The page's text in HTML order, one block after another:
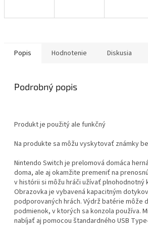
Popis Hodnotenie Diskusia
Podrobný popis
Produkt je použitý ale funkčný
Na produkte sa môžu vyskytovať známky
Nintendo Switch je prelomová domáca
doma, ale aj okamžite premeniť na
v histórii si môžu hráči užívať
Obrazovka je vybavená kapacitným
podporovaných hrách. Výdrž batérie môže
podmienok, v ktorých sa konzola používa.
nabíjať aj pomocou štandardného USB